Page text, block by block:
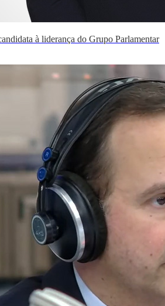
à liderança do Grupo Parlamentar